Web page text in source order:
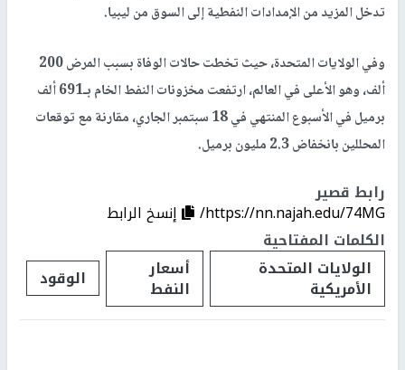
تدخل المزيد من الإمدادات النفطية إلى السوق من ليبيا.
وفي الولايات المتحدة، حيث تخطت حالات الوفاة بسبب المرض 200
ألف، وهو الأعلى في العالم، ارتفعت مخزونات النفط الخام بـ691 ألف
برميل في الأسبوع المنتهي في 18 سبتمبر الجاري، مقارنة مع توقعات
المحللين بانخفاض 2.3 مليون برميل.
رابط قصير
https://nn.najah.edu/74MG/
إنسخ الرابط
الكلمات المفتاحية
الولايات المتحدة
الأمريكية
أسعار
النفط الوقود